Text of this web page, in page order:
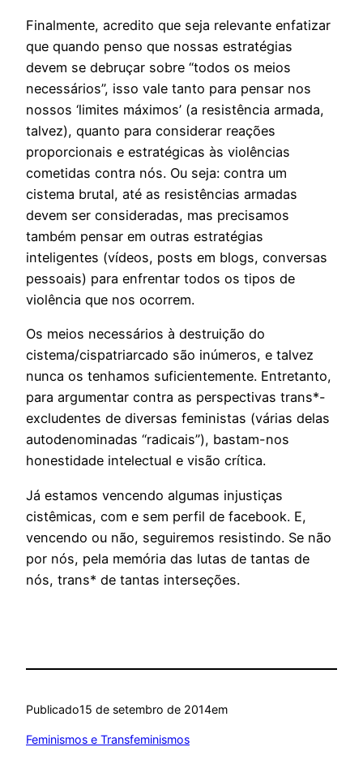
Finalmente, acredito que seja relevante enfatizar
que quando penso que nossas estratégias
devem se debruçar sobre “todos os meios
necessários”, isso vale tanto para pensar nos
nossos ‘limites máximos’ (a resistência armada,
talvez), quanto para considerar reações
proporcionais e estratégicas às violências
cometidas contra nós. Ou seja: contra um
cistema brutal, até as resistências armadas
devem ser consideradas, mas precisamos
também pensar em outras estratégias
inteligentes (vídeos, posts em blogs, conversas
pessoais) para enfrentar todos os tipos de
violência que nos ocorrem.
Os meios necessários à destruição do
cistema/cispatriarcado são inúmeros, e talvez
nunca os tenhamos suficientemente. Entretanto,
para argumentar contra as perspectivas trans*-
excludentes de diversas feministas (várias delas
autodenominadas “radicais”), bastam-nos
honestidade intelectual e visão crítica.
Já estamos vencendo algumas injustiças
cistêmicas, com e sem perfil de facebook. E,
vencendo ou não, seguiremos resistindo. Se não
por nós, pela memória das lutas de tantas de
nós, trans* de tantas interseções.
Publicado15 de setembro de 2014em
Feminismos e Transfeminismos